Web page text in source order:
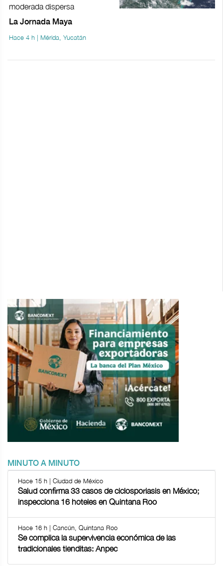
moderada dispersa
La Jornada Maya
Hace 4 h | Mérida, Yucatán
MINUTO A MINUTO
Hace 15 h | Ciudad de México
Salud confirma 33 casos de ciclosporiasis en México;
inspecciona 16 hoteles en Quintana Roo
Hace 16 h | Cancún, Quintana Roo
Se complica la supervivencia económica de las
tradicionales tienditas: Anpec